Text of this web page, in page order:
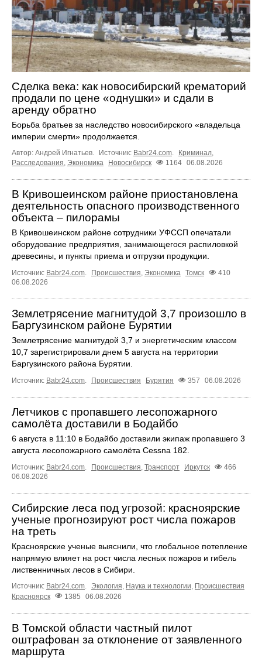
Сделка века: как новосибирский крематорий
продали по цене «однушки» и сдали в
аренду обратно
Борьба братьев за наследство новосибирского «владельца
империи смерти» продолжается.
Автор: Андрей Игнатьев. Источник: Babr24.com. Криминал,
Расследования, Экономика Новосибирск 1164 06.08.2026
В Кривошеинском районе приостановлена
деятельность опасного производственного
объекта – пилорамы
В Кривошеинском районе сотрудники УФССП опечатали
оборудование предприятия, занимающегося распиловкой
древесины, и пункты приема и отгрузки продукции.
Источник: Babr24.com. Происшествия, Экономика Томск
410
06.08.2026
Землетрясение магнитудой 3,7 произошло в
Баргузинском районе Бурятии
Землетрясение магнитудой 3,7 и энергетическим классом
10,7 зарегистрировали днем 5 августа на территории
Баргузинского района Бурятии.
Источник: Babr24.com. Происшествия Бурятия 357 06.08.2026
Летчиков с пропавшего лесопожарного
самолёта доставили в Бодайбо
6 августа в 11:10 в Бодайбо доставили экипаж пропавшего 3
августа лесопожарного самолёта Cessna 182.
Источник: Babr24.com. Происшествия, Транспорт Иркутск
466
06.08.2026
Сибирские леса под угрозой: красноярские
ученые прогнозируют рост числа пожаров
на треть
Красноярские ученые выяснили, что глобальное потепление
напрямую влияет на рост числа лесных пожаров и гибель
лиственничных лесов в Сибири.
Источник: Babr24.com. Экология, Наука и технологии, Происшествия
Красноярск
1385 06.08.2026
В Томской области частный пилот
оштрафован за отклонение от заявленного
маршрута